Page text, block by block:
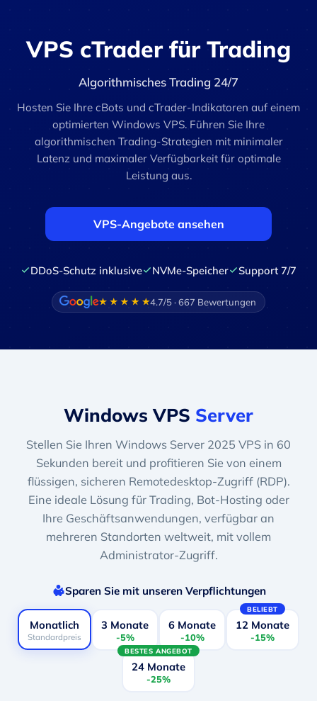
VPS cTrader für Trading
Algorithmisches Trading 24/7
Hosten Sie Ihre cBots und cTrader-Indikatoren auf einem
optimierten Windows VPS. Führen Sie Ihre
algorithmischen Trading-Strategien mit minimaler
Latenz und maximaler Verfügbarkeit für optimale
Leistung aus.
VPS-Angebote ansehen
DDoS-Schutz inklusive NVMe-Speicher Support 7/7
4.7/5 · 667 Bewertungen
Windows VPS Server
Stellen Sie Ihren Windows Server 2025 VPS in 60
Sekunden bereit und profitieren Sie von einem
flüssigen, sicheren Remotedesktop-Zugriff (RDP).
Eine ideale Lösung für Trading, Bot-Hosting oder
Ihre Geschäftsanwendungen, verfügbar an
mehreren Standorten weltweit, mit vollem
Administrator-Zugriff.
Sparen Sie mit unseren Verpflichtungen
Monatlich
Standardpreis
3 Monate
-5%
6 Monate
-10%
BELIEBT
12 Monate
-15%
BESTES ANGEBOT
24 Monate
-25%